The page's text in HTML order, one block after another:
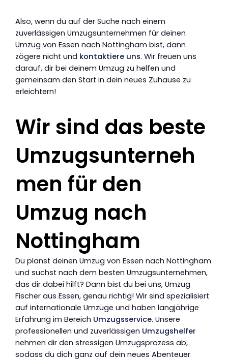
Also, wenn du auf der Suche nach einem
zuverlässigen Umzugsunternehmen für deinen
Umzug von Essen nach Nottingham bist, dann
zögere nicht und kontaktiere uns. Wir freuen uns
darauf, dir bei deinem Umzug zu helfen und
gemeinsam den Start in dein neues Zuhause zu
erleichtern!
Wir sind das beste
Umzugsunterneh
men für den
Umzug nach
Nottingham
Du planst deinen Umzug von Essen nach Nottingham
und suchst nach dem besten Umzugsunternehmen,
das dir dabei hilft? Dann bist du bei uns, Umzug
Fischer aus Essen, genau richtig! Wir sind spezialisiert
auf internationale Umzüge und haben langjährige
Erfahrung im Bereich Umzugsservice. Unsere
professionellen und zuverlässigen Umzugshelfer
nehmen dir den stressigen Umzugsprozess ab,
sodass du dich ganz auf dein neues Abenteuer